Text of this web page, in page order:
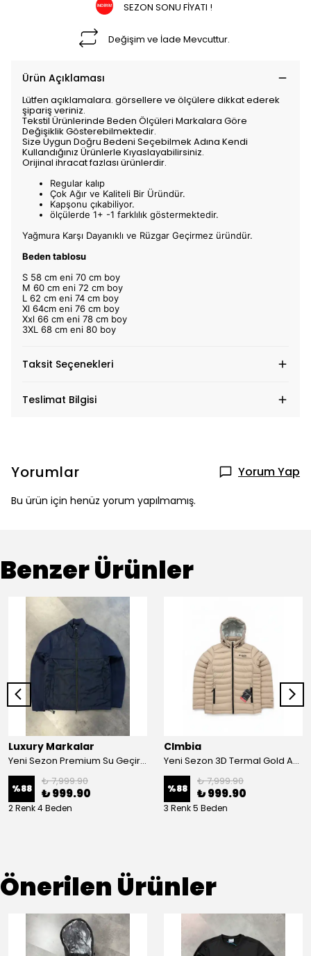
SEZON SONU FİYATI !
Değişim ve İade Mevcuttur.
Ürün Açıklaması
Lütfen açıklamalara. görsellere ve ölçülere dikkat ederek
şipariş veriniz.
Tekstil Ürünlerinde Beden Ölçüleri Markalara Göre
Değişiklik Gösterebilmektedir.
Size Uygun Doğru Bedeni Seçebilmek Adına Kendi
Kullandığınız Ürünlerle Kıyaslayabilirsiniz.
Orijinal ihracat fazlası ürünlerdir.
Regular kalıp
Çok Ağır ve Kaliteli Bir Üründür.
Kapşonu çıkabiliyor.
ölçülerde 1+ -1 farklılık göstermektedir.
Yağmura Karşı Dayanıklı ve Rüzgar Geçirmez üründür.
Beden tablosu
S 58 cm eni 70 cm boy
M 60 cm eni 72 cm boy
L 62 cm eni 74 cm boy
Xl 64cm eni 76 cm boy
Xxl 66 cm eni 78 cm boy
3XL 68 cm eni 80 boy
Taksit Seçenekleri
Teslimat Bilgisi
Yorumlar Yorum Yap
Bu ürün için henüz yorum yapılmamış.
Benzer Ürünler
Luxury Markalar
Yeni Sezon Premium Su Geçirmez Polarlı Shoftshell Mont
%88
₺ 7,999.90
₺ 999.90
2 Renk 4 Beden
Clmbia
Yeni Sezon 3D Termal Gold Astarlı Şişme Mont
%88
₺ 7,999.90
₺ 999.90
3 Renk 5 Beden
Önerilen Ürünler